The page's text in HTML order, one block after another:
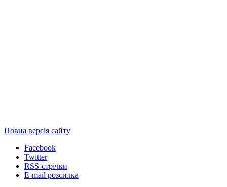
Повна версія сайту
Facebook
Twitter
RSS-стрічки
E-mail розсилка